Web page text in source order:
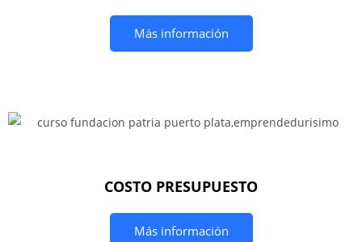
Más información
COSTO PRESUPUESTO
Más información